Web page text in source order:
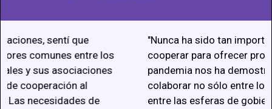
"Nunca ha sido tan importante estar alineados y
cooperar para ofrecer programas eficaces. Esta
pandemia nos ha demostrado que es crucial
colaborar no sólo entre los gobiernos locales, sino
entre las esferas de gobierno, para reunirse,